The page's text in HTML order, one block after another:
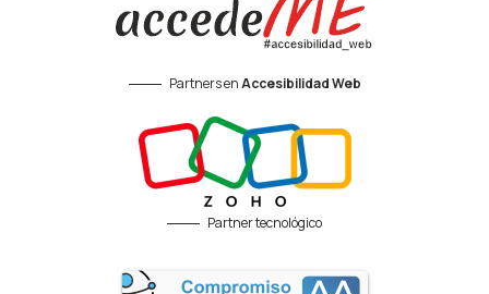
Partners enAccesibilidad Web
Partner tecnológico